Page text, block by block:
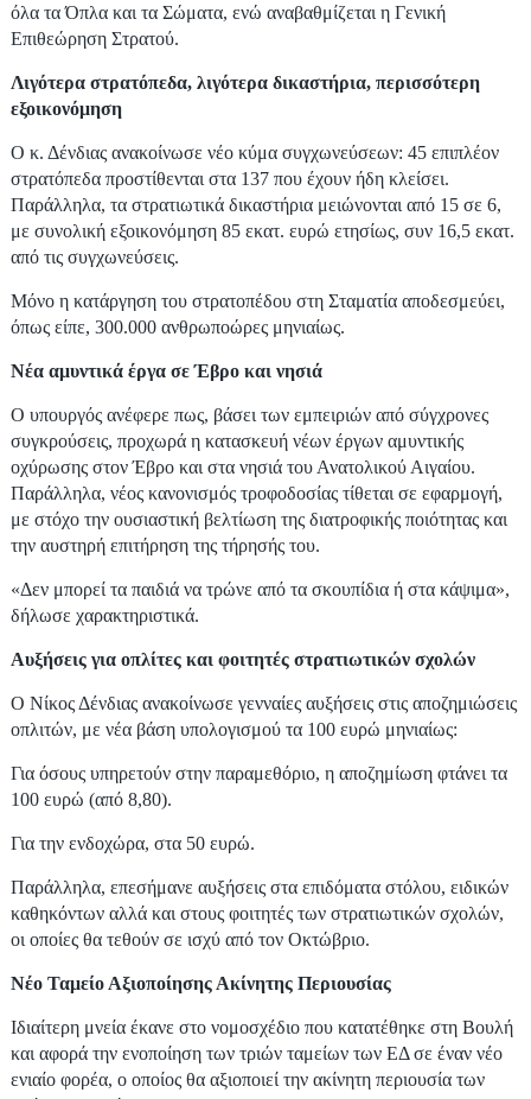
όλα τα Όπλα και τα Σώματα, ενώ αναβαθμίζεται η Γενική
Επιθεώρηση Στρατού.
Λιγότερα στρατόπεδα, λιγότερα δικαστήρια, περισσότερη
εξοικονόμηση
Ο κ. Δένδιας ανακοίνωσε νέο κύμα συγχωνεύσεων: 45 επιπλέον
στρατόπεδα προστίθενται στα 137 που έχουν ήδη κλείσει.
Παράλληλα, τα στρατιωτικά δικαστήρια μειώνονται από 15 σε 6,
με συνολική εξοικονόμηση 85 εκατ. ευρώ ετησίως, συν 16,5 εκατ.
από τις συγχωνεύσεις.
Μόνο η κατάργηση του στρατοπέδου στη Σταματία αποδεσμεύει,
όπως είπε, 300.000 ανθρωποώρες μηνιαίως.
Νέα αμυντικά έργα σε Έβρο και νησιά
Ο υπουργός ανέφερε πως, βάσει των εμπειριών από σύγχρονες
συγκρούσεις, προχωρά η κατασκευή νέων έργων αμυντικής
οχύρωσης στον Έβρο και στα νησιά του Ανατολικού Αιγαίου.
Παράλληλα, νέος κανονισμός τροφοδοσίας τίθεται σε εφαρμογή,
με στόχο την ουσιαστική βελτίωση της διατροφικής ποιότητας και
την αυστηρή επιτήρηση της τήρησής του.
«Δεν μπορεί τα παιδιά να τρώνε από τα σκουπίδια ή στα κάψιμα»,
δήλωσε χαρακτηριστικά.
Αυξήσεις για οπλίτες και φοιτητές στρατιωτικών σχολών
Ο Νίκος Δένδιας ανακοίνωσε γενναίες αυξήσεις στις αποζημιώσεις
οπλιτών, με νέα βάση υπολογισμού τα 100 ευρώ μηνιαίως:
Για όσους υπηρετούν στην παραμεθόριο, η αποζημίωση φτάνει τα
100 ευρώ (από 8,80).
Για την ενδοχώρα, στα 50 ευρώ.
Παράλληλα, επεσήμανε αυξήσεις στα επιδόματα στόλου, ειδικών
καθηκόντων αλλά και στους φοιτητές των στρατιωτικών σχολών,
οι οποίες θα τεθούν σε ισχύ από τον Οκτώβριο.
Νέο Ταμείο Αξιοποίησης Ακίνητης Περιουσίας
Ιδιαίτερη μνεία έκανε στο νομοσχέδιο που κατατέθηκε στη Βουλή
και αφορά την ενοποίηση των τριών ταμείων των ΕΔ σε έναν νέο
ενιαίο φορέα, ο οποίος θα αξιοποιεί την ακίνητη περιουσία των